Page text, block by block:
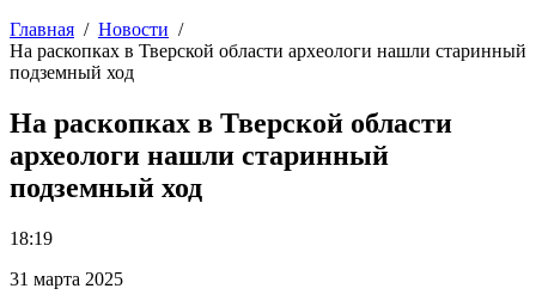
Главная
Новости
На раскопках в Тверской области археологи нашли старинный
подземный ход
На раскопках в Тверской области
археологи нашли старинный
подземный ход
18:19
31 марта 2025